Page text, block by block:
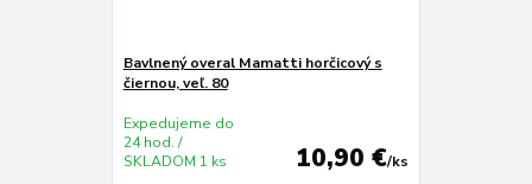
Bavlnený overal Mamatti horčicový s
čiernou, veľ. 80
10,90 €/ks
Expedujeme do
24 hod. /
SKLADOM 1 ks